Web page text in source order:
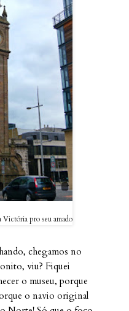
Victória pro seu amado
chegamos no
viu? Fiquei
o museu, porque
o navio original